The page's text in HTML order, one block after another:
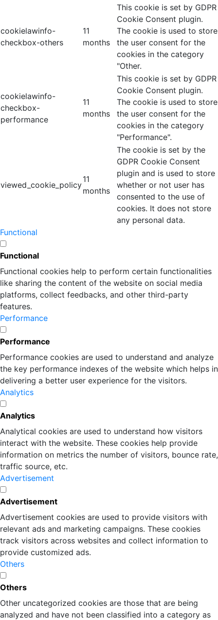
cookielawinfo-
checkbox-others
11
months
This cookie is set by GDPR
Cookie Consent plugin.
The cookie is used to store
the user consent for the
cookies in the category
"Other.
cookielawinfo-
checkbox-
performance
11
months
This cookie is set by GDPR
Cookie Consent plugin.
The cookie is used to store
the user consent for the
cookies in the category
"Performance".
viewed_cookie_policy
11
months
The cookie is set by the
GDPR Cookie Consent
plugin and is used to store
whether or not user has
consented to the use of
cookies. It does not store
any personal data.
Functional
Functional
Functional cookies help to perform certain functionalities
like sharing the content of the website on social media
platforms, collect feedbacks, and other third-party
features.
Performance
Performance
Performance cookies are used to understand and analyze
the key performance indexes of the website which helps in
delivering a better user experience for the visitors.
Analytics
Analytics
Analytical cookies are used to understand how visitors
interact with the website. These cookies help provide
information on metrics the number of visitors, bounce rate,
traffic source, etc.
Advertisement
Advertisement
Advertisement cookies are used to provide visitors with
relevant ads and marketing campaigns. These cookies
track visitors across websites and collect information to
provide customized ads.
Others
Others
Other uncategorized cookies are those that are being
analyzed and have not been classified into a category as